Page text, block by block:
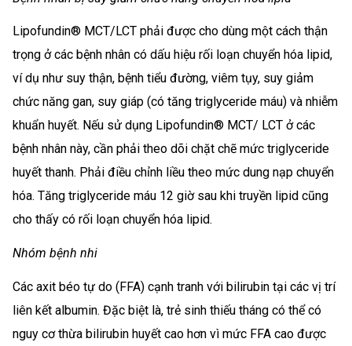
Lipofundin® MCT/LCT phải được cho dùng một cách thận
trọng ở các bệnh nhân có dấu hiệu rối loạn chuyển hóa lipid,
ví dụ như suy thận, bệnh tiểu đường, viêm tụy, suy giảm
chức năng gan, suy giáp (có tăng triglyceride máu) và nhiễm
khuẩn huyết. Nếu sử dụng Lipofundin® MCT/ LCT ở các
bệnh nhân này, cần phải theo dõi chặt chẽ mức triglyceride
huyết thanh. Phải điều chỉnh liều theo mức dung nạp chuyển
hóa. Tăng triglyceride máu 12 giờ sau khi truyền lipid cũng
cho thấy có rối loạn chuyển hóa lipid.
Nhóm bệnh nhi
Các axit béo tự do (FFA) cạnh tranh với bilirubin tại các vị trí
liên kết albumin. Đặc biệt là, trẻ sinh thiếu tháng có thể có
nguy cơ thừa bilirubin huyết cao hơn vì mức FFA cao được